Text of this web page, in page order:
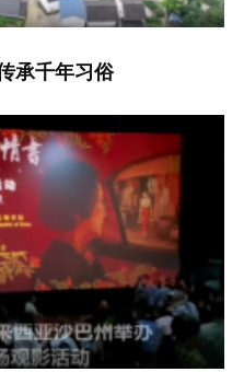
承千年习俗